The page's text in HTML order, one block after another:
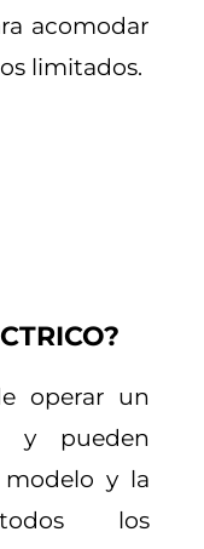
acomodar
limitados.
operar un
y pueden
y la
los